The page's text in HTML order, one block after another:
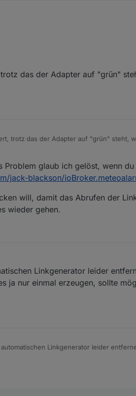
und meine NPM Version ist 6.14.11.
ist meine Meteoalarm Version noch
das der Adapter auf "grün"
trotz das der Adapter auf "grün" steht,
glaub ich gelöst, wenn
jack-blackson/
will, damit das Abrufen der
wieder gehen.
Linkgenerator leider
ja nur einmal erzeugen, sollte
Linkgenerator leider